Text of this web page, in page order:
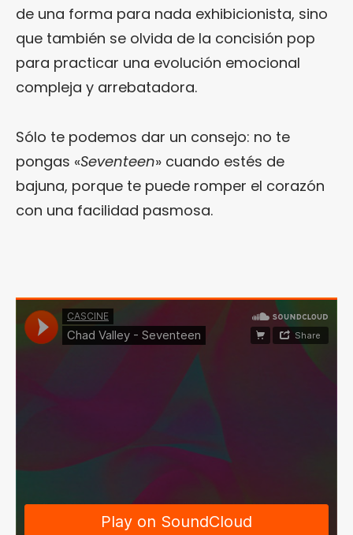
de una forma para nada exhibicionista, sino
que también se olvida de la concisión pop
para practicar una evolución emocional
compleja y arrebatadora.
Sólo te podemos dar un consejo: no te
pongas «Seventeen» cuando estés de
bajuna, porque te puede romper el corazón
con una facilidad pasmosa.